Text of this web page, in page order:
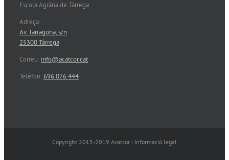
Escola Agrària de Tàrrega
Adreça:
Av. Tarragona, s/n
25300 Tàrrega
Correu: info@acatcor.cat
Telèfon:696 076 444
Copyright 2015-2019 Acatcor | Informació legal